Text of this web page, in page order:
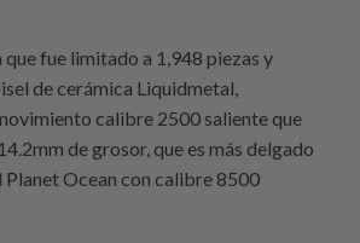
fue limitado a 1,948 piezas y
de cerámica Liquidmetal,
calibre 2500 saliente que
de grosor, que es más delgado
Planet Ocean con calibre 8500